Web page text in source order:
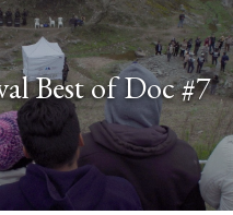
Best of Doc #7